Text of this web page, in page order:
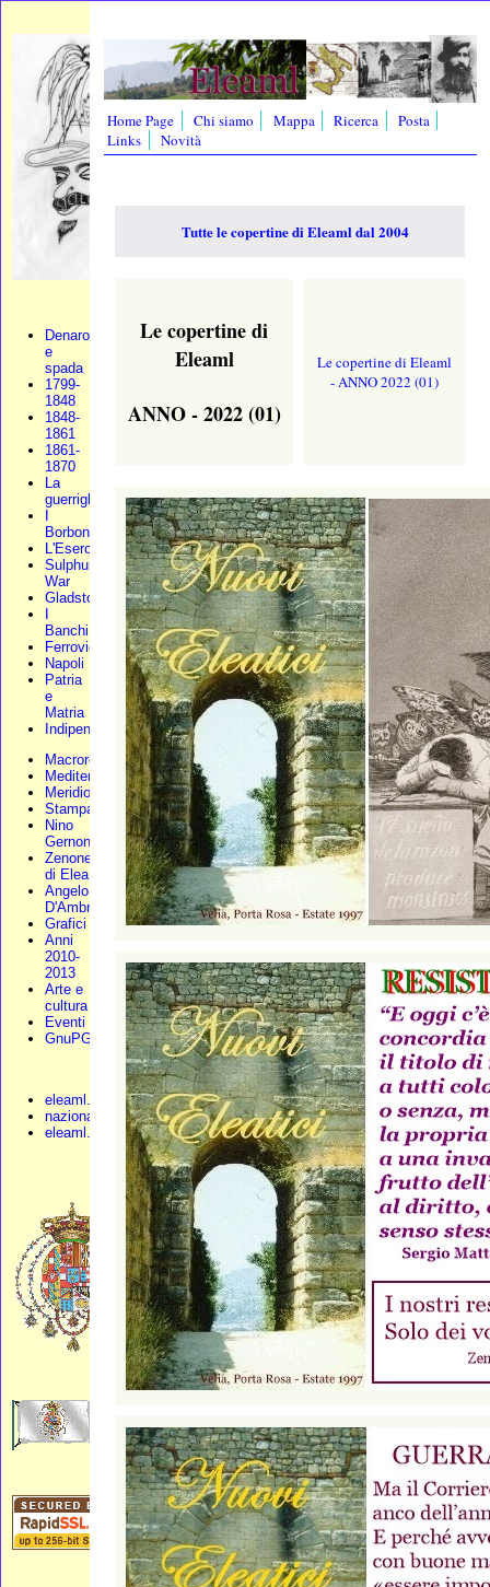
Denaro
e
spada
1799-
1848
1848-
1861
1861-
1870
La
guerriglia
Borbone
L'Esercito
Sulphur
War
Gladstone
Banchi
Ferrovie
Napoli
Patria
e
Matria
Indipendenza
Macroregione
Mediterraneo
Meridionali
Stampa
Nino
Gernone
Zenone
di Elea
Angelo
D'Ambra
Grafici
Anni
2010-
2013
Arte e
cultura
Eventi
GnuPG
eleaml.org
nazionali.org
eleaml.altervista
Home Page Chi siamo Mappa Ricerca
Posta
Links
Novità
Tutte le copertine di Eleaml dal 2004
Le copertine di
Eleaml
ANNO - 2022 (01)
Le copertine di Eleaml
- ANNO 2022 (01)